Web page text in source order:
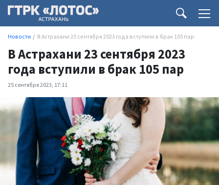
Новости В Астрахани 23 сентября 2023 года вступили в брак 105 пар
В Астрахани 23 сентября 2023
года вступили в брак 105 пар
25 сентября 2023, 17:11